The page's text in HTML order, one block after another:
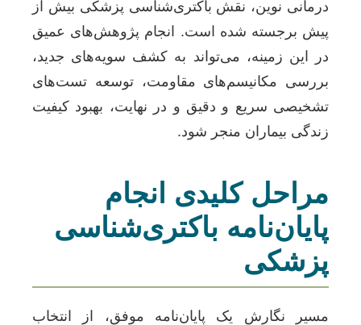
درمانی نوین، نقش باکتری‌شناسی پزشکی بیش از
پیش برجسته شده است. انجام پژوهش‌های عمیق
در این زمینه، می‌تواند به کشف سویه‌های جدید،
بررسی مکانیسم‌های مقاومت، توسعه تست‌های
تشخیصی سریع و دقیق و در نهایت، بهبود کیفیت
زندگی بیماران منجر شود.
مراحل کلیدی انجام
پایان‌نامه باکتری‌شناسی
پزشکی
مسیر نگارش یک پایان‌نامه موفق، از انتخاب